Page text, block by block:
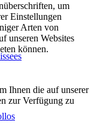
um
Einstellungen
Arten von
unseren Websites
können.
Ihnen die auf unserer
zur Verfügung zu